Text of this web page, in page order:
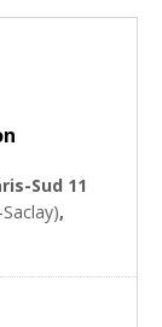
Sud 11
,